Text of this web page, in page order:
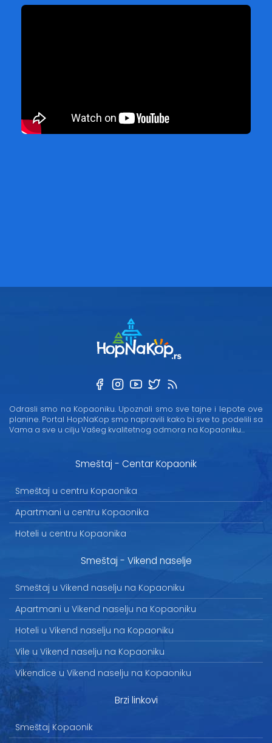
Odrasli smo na Kopaoniku. Upoznali smo sve tajne i lepote ove
planine. Portal HopNaKop smo napravili kako bi sve to podelili sa
Vama a sve u cilju Vašeg kvalitetnog odmora na Kopaoniku...
Smeštaj - Centar Kopaonik
Smeštaj u centru Kopaonika
Apartmani u centru Kopaonika
Hoteli u centru Kopaonika
Smeštaj - Vikend naselje
Smeštaj u Vikend naselju na Kopaoniku
Apartmani u Vikend naselju na Kopaoniku
Hoteli u Vikend naselju na Kopaoniku
Vile u Vikend naselju na Kopaoniku
Vikendice u Vikend naselju na Kopaoniku
Brzi linkovi
Smeštaj Kopaonik